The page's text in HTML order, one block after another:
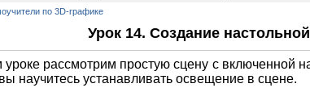
по 3D-графике
Урок 14. Создание
уроке рассмотрим простую сцену с включенной
научитесь устанавливать освещение в сцене.